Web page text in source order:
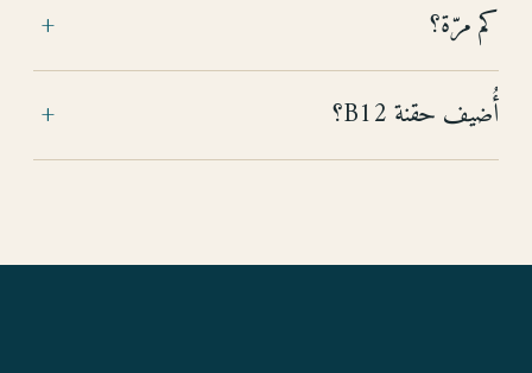
كم مرّة؟
+
أُضيف حقنة B12؟
+